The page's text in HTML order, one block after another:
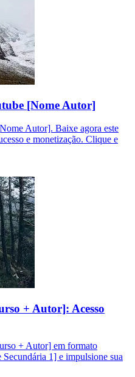
[Nome Autor]
Autor]. Baixe agora este
e monetização. Clique e
+ Autor]: Acesso
+ Autor] em formato
1] e impulsione sua